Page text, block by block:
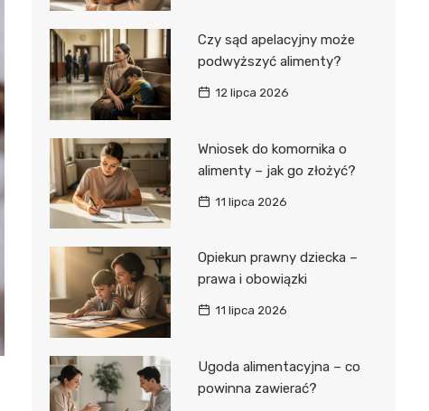
Czy sąd apelacyjny może
podwyższyć alimenty?
12 lipca 2026
Wniosek do komornika o
alimenty – jak go złożyć?
11 lipca 2026
Opiekun prawny dziecka –
prawa i obowiązki
11 lipca 2026
Ugoda alimentacyjna – co
powinna zawierać?